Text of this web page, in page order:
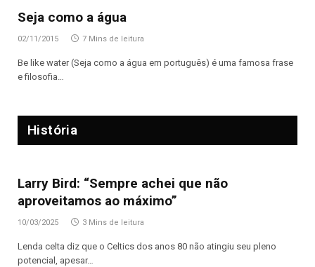
Seja como a água
02/11/2015 7 Mins de leitura
Be like water (Seja como a água em português) é uma famosa frase
e filosofia…
História
Larry Bird: “Sempre achei que não
aproveitamos ao máximo”
10/03/2025 3 Mins de leitura
Lenda celta diz que o Celtics dos anos 80 não atingiu seu pleno
potencial, apesar…